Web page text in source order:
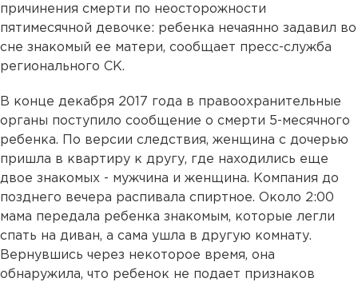
причинения смерти по неосторожности
пятимесячной девочке: ребенка нечаянно задавил во
сне знакомый ее матери, сообщает пресс-служба
регионального СК.
В конце декабря 2017 года в правоохранительные
органы поступило сообщение о смерти 5-месячного
ребенка. По версии следствия, женщина с дочерью
пришла в квартиру к другу, где находились еще
двое знакомых - мужчина и женщина. Компания до
позднего вечера распивала спиртное. Около 2:00
мама передала ребенка знакомым, которые легли
спать на диван, а сама ушла в другую комнату.
Вернувшись через некоторое время, она
обнаружила, что ребенок не подает признаков